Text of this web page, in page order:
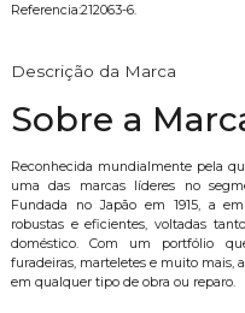
Referencia:212063-6.
Descrição da Marca
Sobre a
Reconhecida mundialmente pela
uma das marcas líderes no
Fundada no Japão em 1915, a
robustas e eficientes, voltadas
doméstico. Com um portfólio
furadeiras, marteletes e muito mais,
em qualquer tipo de obra ou reparo.